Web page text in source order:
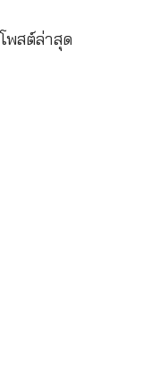
โพสต์ล่าสุด